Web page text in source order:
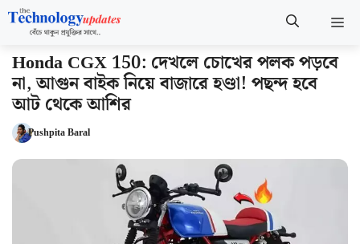
Skip
content
Honda CGX 150: দেখলে চোখের পলক পড়বে
না, আগুন বাইক নিয়ে বাজারে হণ্ডা! পছন্দ হবে
আট থেকে আশির
Pushpita Baral